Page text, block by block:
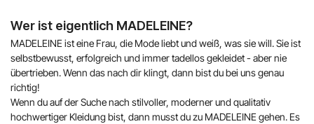
Wer ist eigentlich MADELEINE?
MADELEINE ist eine Frau, die Mode liebt und weiß, was sie will. Sie ist
selbstbewusst, erfolgreich und immer tadellos gekleidet - aber nie
übertrieben. Wenn das nach dir klingt, dann bist du bei uns genau
richtig!
Wenn du auf der Suche nach stilvoller, moderner und qualitativ
hochwertiger Kleidung bist, dann musst du zu MADELEINE gehen. Es